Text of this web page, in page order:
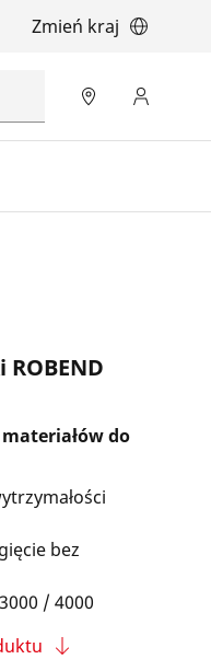
Zmień kraj
do
bez
/ 4000